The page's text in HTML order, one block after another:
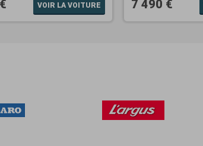
VOIR LA VOITURE 7 490 €